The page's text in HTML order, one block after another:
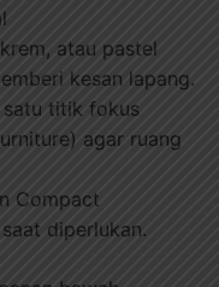
atau pastel
kesan lapang.
satu titik fokus
agar ruang
Compact
diperlukan.